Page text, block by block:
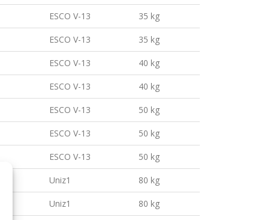
ESCO V-13 35 kg
ESCO V-13 35 kg
ESCO V-13 40 kg
ESCO V-13 40 kg
ESCO V-13 50 kg
ESCO V-13 50 kg
ESCO V-13 50 kg
Uniz1 80 kg
Uniz1 80 kg